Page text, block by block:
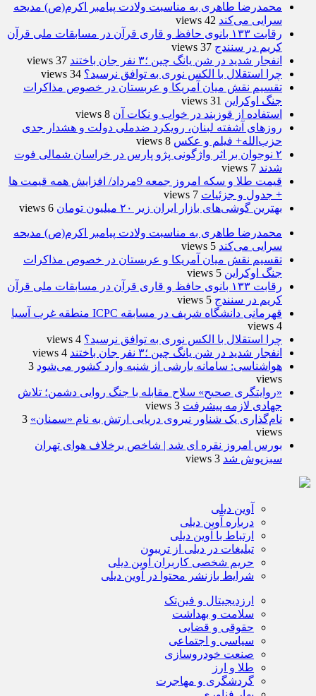
محمدرضا طاهری به مناسبت ولادت پیامبر اکرم(ص) مدیحه
سرایی می‌کند 42 views
رقابت ۱۳۳ بانوی حافظ و قاری قرآن در مسابقات ملی قرآن
کریم در سنندج 37 views
انفجار شدید در شن یانگ چین ؛۳ نفر جان باختند
37 views
چرا استقلال با الکس نوری به توافق نرسید؟ 34 views
تقسیم نقش میان آمریکا و عربستان در خصوص مذاکرات
جنگ اوکراین 31 views
استفاده از قوزبند در خواب و نکات آن 8 views
روزهای آشفته لبنان، رویکرد ضدملی دولت و هشدار جدی
حزب‌الله+ فیلم و عکس 8 views
۲ نوجوان بر اثر واژگونی پژو پارس در خراسان شمالی فوت
شدند 7 views
قیمت طلا و سکه امروز جمعه 9مرداد/ افزایش همه قیمت ها
+ جدول و جزئیات 7 views
بهترین گوشی‌های بازار ایران زیر ۲۰ میلیون تومان
6 views
محمدرضا طاهری به مناسبت ولادت پیامبر اکرم(ص) مدیحه
سرایی می‌کند 5 views
تقسیم نقش میان آمریکا و عربستان در خصوص مذاکرات
جنگ اوکراین 5 views
رقابت ۱۳۳ بانوی حافظ و قاری قرآن در مسابقات ملی قرآن
کریم در سنندج 5 views
قهرمانی دانشگاه شریف در مسابقه ICPC منطقه غرب آسیا
4 views
چرا استقلال با الکس نوری به توافق نرسید؟ 4 views
انفجار شدید در شن یانگ چین ؛۳ نفر جان باختند
4 views
هواشناسی: سامانه بارشی از شنبه وارد کشور می‌شود 3
views
«روایتگری صحیح» سلاح مقابله با جنگ روایی دشمن؛ تلاش
جهادی لازمه پیشرفت 3 views
نام‌گذاری یک شناور نیروی دریایی ارتش به نام «سمنان» 3
views
بورس امروز نقره ای شد | شاخص برخلاف هوای تهران
سبزپوش شد 3 views
آوین دیلی
درباره آوین دیلی
ارتباط با آوین دیلی
تبلیغات در دیلی از تریبون
حریم شخصی کاربران آوین دیلی
شرایط بازنشر محتوا در آوین دیلی
ارزدیجیتال و فین‌تک
سلامت و بهداشت
حقوقی و قضایی
سیاسی و اجتماعی
صنعت خودروسازی
طلا و ارز
گردشگری و مهاجرت